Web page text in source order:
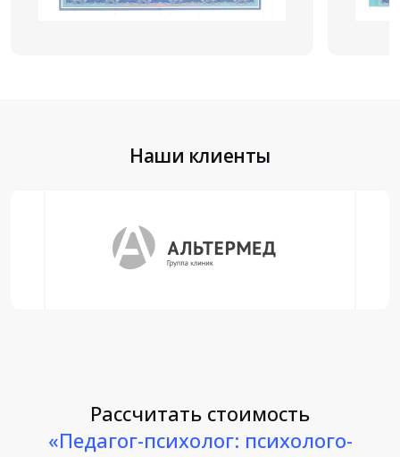
Наши клиенты
Рассчитать стоимость
«Педагог-психолог: психолого-